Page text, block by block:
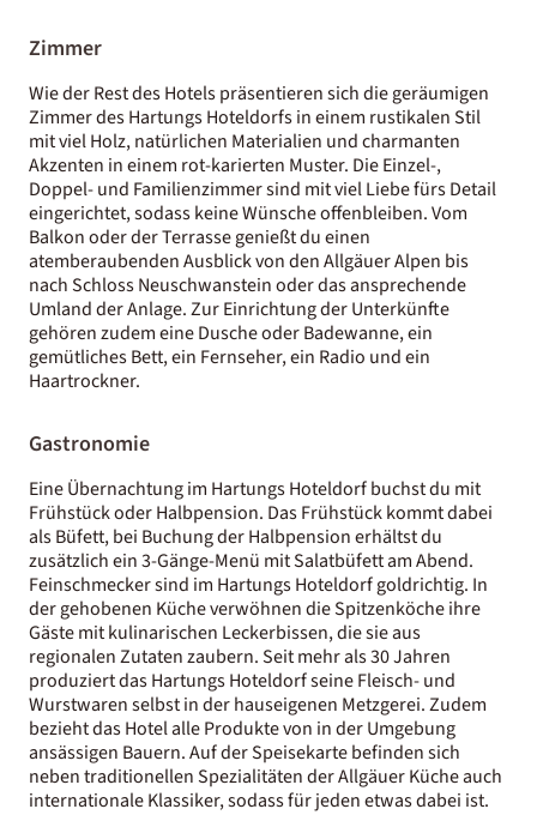
Zimmer
Wie der Rest des Hotels präsentieren sich die geräumigen
Zimmer des Hartungs Hoteldorfs in einem rustikalen Stil
mit viel Holz, natürlichen Materialien und charmanten
Akzenten in einem rot-karierten Muster. Die Einzel-,
Doppel- und Familienzimmer sind mit viel Liebe fürs Detail
eingerichtet, sodass keine Wünsche offenbleiben. Vom
Balkon oder der Terrasse genießt du einen
atemberaubenden Ausblick von den Allgäuer Alpen bis
nach Schloss Neuschwanstein oder das ansprechende
Umland der Anlage. Zur Einrichtung der Unterkünfte
gehören zudem eine Dusche oder Badewanne, ein
gemütliches Bett, ein Fernseher, ein Radio und ein
Haartrockner.
Gastronomie
Eine Übernachtung im Hartungs Hoteldorf buchst du mit
Frühstück oder Halbpension. Das Frühstück kommt dabei
als Büfett, bei Buchung der Halbpension erhältst du
zusätzlich ein 3-Gänge-Menü mit Salatbüfett am Abend.
Feinschmecker sind im Hartungs Hoteldorf goldrichtig. In
der gehobenen Küche verwöhnen die Spitzenköche ihre
Gäste mit kulinarischen Leckerbissen, die sie aus
regionalen Zutaten zaubern. Seit mehr als 30 Jahren
produziert das Hartungs Hoteldorf seine Fleisch- und
Wurstwaren selbst in der hauseigenen Metzgerei. Zudem
bezieht das Hotel alle Produkte von in der Umgebung
ansässigen Bauern. Auf der Speisekarte befinden sich
neben traditionellen Spezialitäten der Allgäuer Küche auch
internationale Klassiker, sodass für jeden etwas dabei ist.